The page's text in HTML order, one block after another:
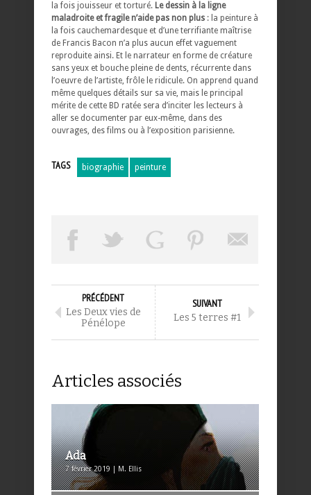
la fois jouisseur et torturé. Le dessin à la ligne
maladroite et fragile n’aide pas non plus : la peinture à
la fois cauchemardesque et d’une terrifiante maîtrise
de Francis Bacon n’a plus aucun effet vaguement
reproduite ainsi. Et le narrateur en forme de créature
sans yeux et bouche pleine de dents, récurrente dans
l’oeuvre de l’artiste, frôle le ridicule. On apprend quand
même quelques détails sur sa vie, mais le principal
mérite de cette BD ratée sera d’inciter les lecteurs à
aller se documenter par eux-même, dans des
ouvrages, des films ou à l’exposition parisienne.
TAGS biographie peinture
PRÉCÉDENT
Les Deux vies de
Pénélope
SUIVANT
Les 5 terres #1
Articles associés
Ada
7 février 2019 | M. Ellis